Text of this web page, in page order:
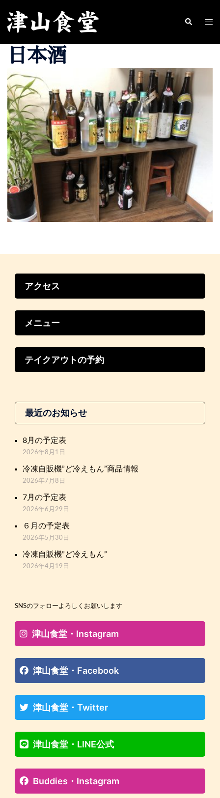
ン
へ
ス
キ
ッ
プ
検
ト
メ
ュ
日本酒
アクセス
メニュー
テイクアウトの予約
最近のお知らせ
8月の予定表
2026年8月1日
冷凍自販機”ど冷えもん”商品情報
2026年7月8日
7月の予定表
2026年6月29日
６月の予定表
2026年5月30日
冷凍自販機”ど冷えもん”
2026年4月19日
SNSのフォローよろしくお願いします
津山食堂・Instagram
津山食堂・Facebook
津山食堂・Twitter
津山食堂・LINE公式
Buddies・Instagram